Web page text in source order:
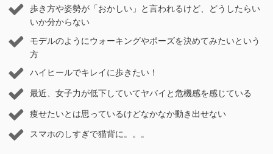
歩き方や姿勢が「おかしい」と言われるけど、どうしたらい
いか分からない
モデルのようにウォーキングやポーズを決めてみたいという
方
ハイヒールでキレイに歩きたい！
最近、女子力が低下していてヤバイと危機感を感じている
痩せたいとは思っているけどなかなか動き出せない
スマホのしすぎで猫背に。。。